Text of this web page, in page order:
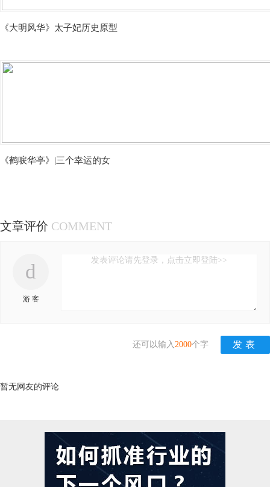
《大明风华》太子妃历史原型
《鹤唳华亭》|三个幸运的女
文章评价 COMMENT
d
游 客
发表评论请先登录，点击立即登陆>>
还可以输入 2000个字
暂无网友的评论